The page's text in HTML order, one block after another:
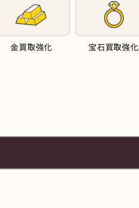
金買取強化 宝石買取強化